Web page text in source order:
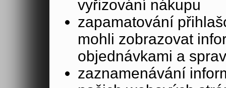
vyřizování nákupu
zapamatování
mohli zobrazovat
objednávkami a
zaznamenávání